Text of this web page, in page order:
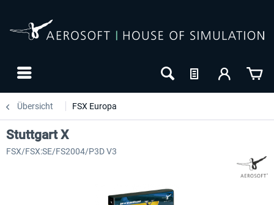
Übersicht FSX Europa
Stuttgart X
FSX/FSX:SE/FS2004/P3D V3